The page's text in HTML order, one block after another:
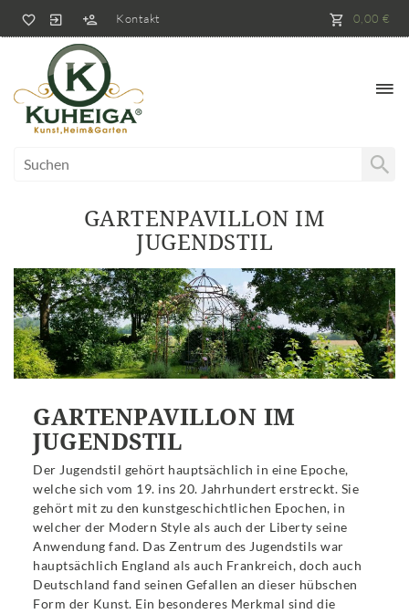
Kontakt 0,00 €
GARTENPAVILLON IM
JUGENDSTIL
GARTENPAVILLON IM
JUGENDSTIL
Der Jugendstil gehört hauptsächlich in eine Epoche,
welche sich vom 19. ins 20. Jahrhundert erstreckt. Sie
gehört mit zu den kunstgeschichtlichen Epochen, in
welcher der Modern Style als auch der Liberty seine
Anwendung fand. Das Zentrum des Jugendstils war
hauptsächlich England als auch Frankreich, doch auch
Deutschland fand seinen Gefallen an dieser hübschen
Form der Kunst. Ein besonderes Merkmal sind die